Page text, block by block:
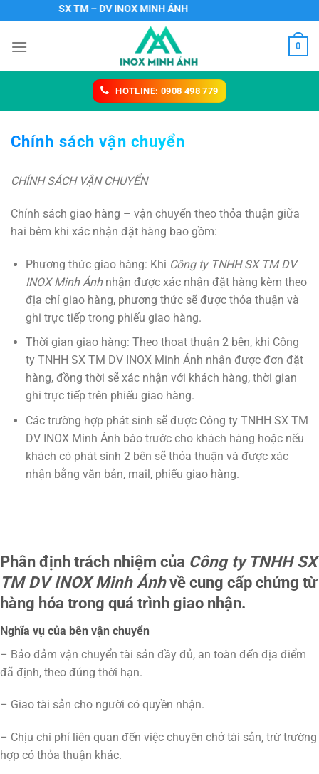
đến
nội
TNHH SX TM – DV INOX MINH ÁNH
0
HOTLINE: 0908 498 779
Chính sách vận chuyển
CHÍNH SÁCH VẬN CHUYỂN
Chính sách giao hàng – vận chuyển theo thỏa thuận giữa
hai bêm khi xác nhận đặt hàng bao gồm:
Phương thức giao hàng: Khi Công ty TNHH SX TM DV
INOX Minh Ánh nhận được xác nhận đặt hàng kèm theo
địa chỉ giao hàng, phương thức sẽ được thỏa thuận và
ghi trực tiếp trong phiếu giao hàng.
Thời gian giao hàng: Theo thoat thuận 2 bên, khi Công
ty TNHH SX TM DV INOX Minh Ánh nhận được đơn đặt
hàng, đồng thời sẽ xác nhận với khách hàng, thời gian
ghi trực tiếp trên phiếu giao hàng.
Các trường hợp phát sinh sẽ được Công ty TNHH SX TM
DV INOX Minh Ánh báo trước cho khách hàng hoặc nếu
khách có phát sinh 2 bên sẽ thỏa thuận và được xác
nhận bằng văn bản, mail, phiếu giao hàng.
Phân định trách nhiệm của Công ty TNHH SX
TM DV INOX Minh Ánhvề cung cấp chứng từ
hàng hóa trong quá trình giao nhận.
Nghĩa vụ của bên vận chuyển
– Bảo đảm vận chuyển tài sản đầy đủ, an toàn đến địa điểm
đã định, theo đúng thời hạn.
– Giao tài sản cho người có quyền nhận.
– Chịu chi phí liên quan đến việc chuyên chở tài sản, trừ trường
hợp có thỏa thuận khác.